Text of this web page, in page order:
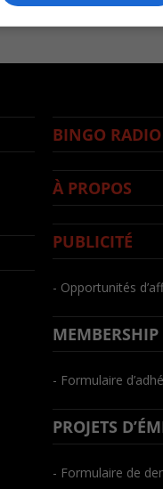
BINGO RADIO
À PROPOS
PUBLICITÉ
- Opportunités
MEMBERSHIP
- Formulaire
PROJETS
- Formulaire de